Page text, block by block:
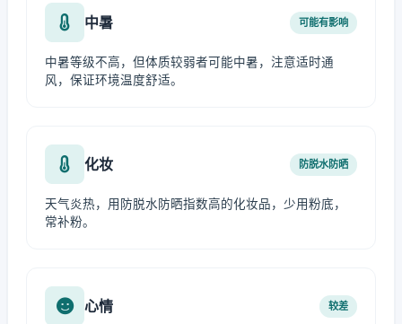
中暑 可能有影响
中暑等级不高，但体质较弱者可能中暑，注意适时通
风，保证环境温度舒适。
化妆 防脱水防晒
天气炎热，用防脱水防晒指数高的化妆品，少用粉底，
常补粉。
心情 较差